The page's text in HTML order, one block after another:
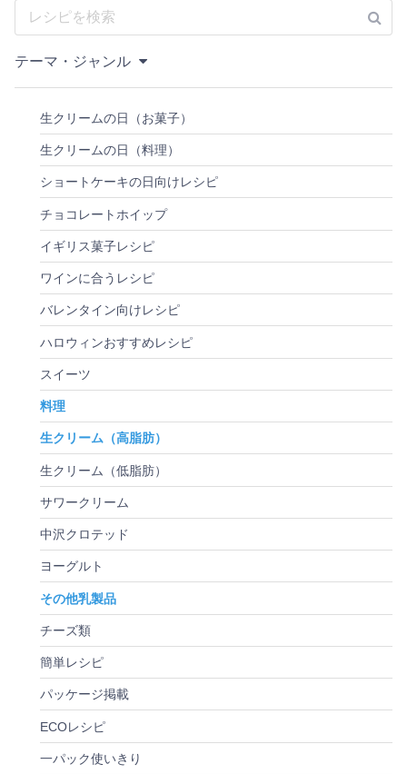
テーマ・ジャンル
生クリームの日（お菓子）
生クリームの日（料理）
ショートケーキの日向けレシピ
チョコレートホイップ
イギリス菓子レシピ
ワインに合うレシピ
バレンタイン向けレシピ
ハロウィンおすすめレシピ
スイーツ
料理
生クリーム（高脂肪）
生クリーム（低脂肪）
サワークリーム
中沢クロテッド
ヨーグルト
その他乳製品
チーズ類
簡単レシピ
パッケージ掲載
ECOレシピ
一パック使いきり